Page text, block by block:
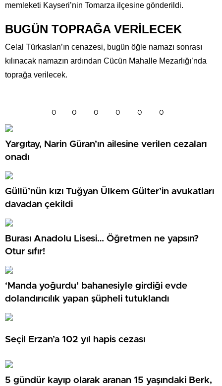
memleketi Kayseri’nin Tomarza ilçesine gönderildi.
BUGÜN TOPRAĞA VERİLECEK
Celal Türkaslan’ın cenazesi, bugün öğle namazı sonrası
kılınacak namazın ardından Cücün Mahalle Mezarlığı’nda
toprağa verilecek.
0 0 0 0 0 0
Yargıtay, Narin Güran’ın ailesine verilen cezaları
onadı
Güllü’nün kızı Tuğyan Ülkem Gülter’in avukatları
davadan çekildi
Burası Anadolu Lisesi… Öğretmen ne yapsın?
Otur sıfır!
‘Manda yoğurdu’ bahanesiyle girdiği evde
dolandırıcılık yapan şüpheli tutuklandı
Seçil Erzan’a 102 yıl hapis cezası
5 gündür kayıp olarak aranan 15 yaşındaki Berk,